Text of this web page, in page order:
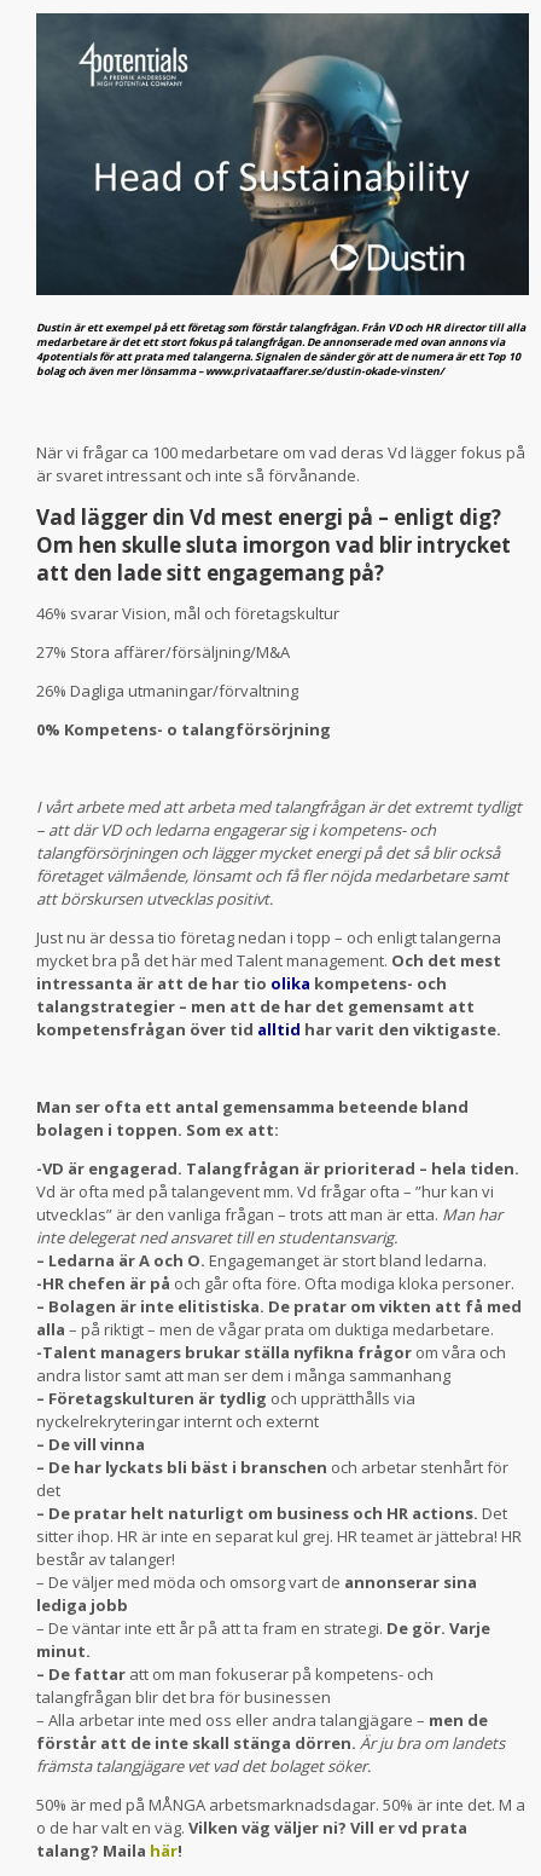
Dustin är ett exempel på ett företag som förstår talangfrågan. Från VD och HR director till alla
medarbetare är det ett stort fokus på talangfrågan. De annonserade med ovan annons via
4potentials för att prata med talangerna. Signalen de sänder gör att de numera är ett Top 10
bolag och även mer lönsamma – www.privataaffarer.se/dustin-okade-vinsten/
När vi frågar ca 100 medarbetare om vad deras Vd lägger fokus på
är svaret intressant och inte så förvånande.
Vad lägger din Vd mest energi på – enligt dig?
Om hen skulle sluta imorgon vad blir intrycket
att den lade sitt engagemang på?
46% svarar Vision, mål och företagskultur
27% Stora affärer/försäljning/M&A
26% Dagliga utmaningar/förvaltning
0% Kompetens- o talangförsörjning
I vårt arbete med att arbeta med talangfrågan är det extremt tydligt
– att där VD och ledarna engagerar sig i kompetens- och
talangförsörjningen och lägger mycket energi på det så blir också
företaget välmående, lönsamt och få fler nöjda medarbetare samt
att börskursen utvecklas positivt.
Just nu är dessa tio företag nedan i topp – och enligt talangerna
mycket bra på det här med Talent management. Och det mest
intressanta är att de har tio olika kompetens- och
talangstrategier – men att de har det gemensamt att
kompetensfrågan över tid alltid har varit den viktigaste.
Man ser ofta ett antal gemensamma beteende bland
bolagen i toppen. Som ex att:
-VD är engagerad. Talangfrågan är prioriterad – hela tiden.
Vd är ofta med på talangevent mm. Vd frågar ofta – ”hur kan vi
utvecklas” är den vanliga frågan – trots att man är etta. Man har
inte delegerat ned ansvaret till en studentansvarig.
– Ledarna är A och O. Engagemanget är stort bland ledarna.
-HR chefen är på och går ofta före. Ofta modiga kloka personer.
– Bolagen är inte elitistiska. De pratar om vikten att få med
alla – på riktigt – men de vågar prata om duktiga medarbetare.
-Talent managers brukar ställa nyfikna frågor om våra och
andra listor samt att man ser dem i många sammanhang
– Företagskulturen är tydlig och upprätthålls via
nyckelrekryteringar internt och externt
– De vill vinna
– De har lyckats bli bäst i branschen och arbetar stenhårt för
det
– De pratar helt naturligt om business och HR actions. Det
sitter ihop. HR är inte en separat kul grej. HR teamet är jättebra! HR
består av talanger!
– De väljer med möda och omsorg vart de annonserar sina
lediga jobb
– De väntar inte ett år på att ta fram en strategi. De gör. Varje
minut.
– De fattar att om man fokuserar på kompetens- och
talangfrågan blir det bra för businessen
– Alla arbetar inte med oss eller andra talangjägare – men de
förstår att de inte skall stänga dörren. Är ju bra om landets
främsta talangjägare vet vad det bolaget söker.
50% är med på MÅNGA arbetsmarknadsdagar. 50% är inte det. M a
o de har valt en väg. Vilken väg väljer ni? Vill er vd prata
talang? Maila här!